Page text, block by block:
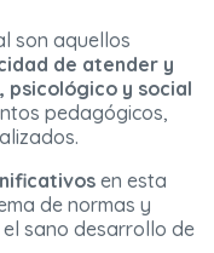
son aquellos
de atender y
y social
pedagógicos,
en esta
de normas y
sano desarrollo de